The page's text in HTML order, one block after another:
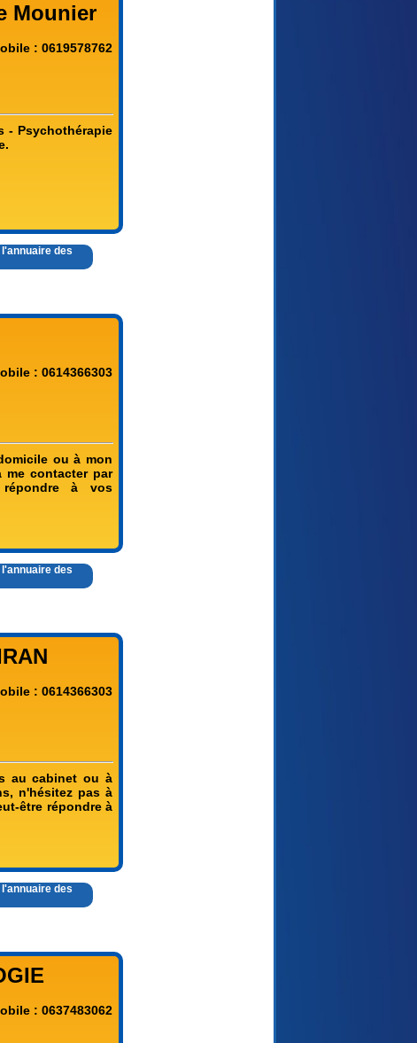
Mounier
: 0619578762
- Psychothérapie
des
: 0614366303
ou à mon
me contacter par
répondre à vos
des
: 0614366303
au cabinet ou à
n'hésitez pas à
être répondre à
des
: 0637483062